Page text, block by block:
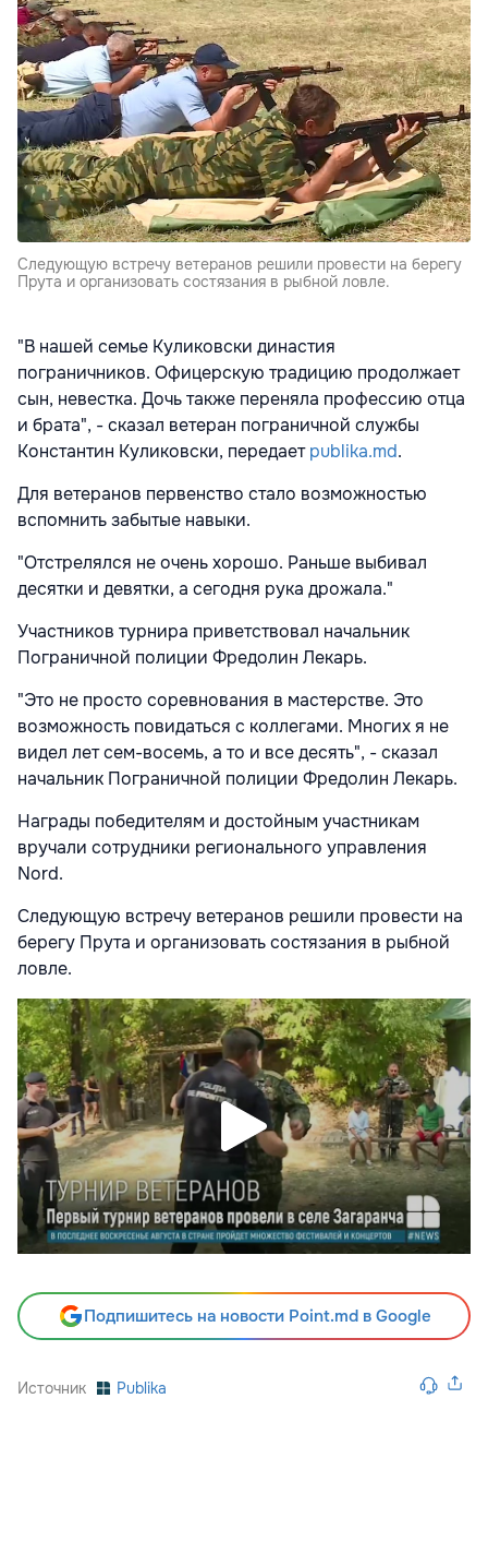
Следующую встречу ветеранов решили провести на берегу
Прута и организовать состязания в рыбной ловле.
"В нашей семье Куликовски династия
пограничников. Офицерскую традицию продолжает
сын, невестка. Дочь также переняла профессию отца
и брата", - сказал ветеран пограничной службы
Константин Куликовски, передаетpublika.md.
Для ветеранов первенство стало возможностью
вспомнить забытые навыки.
"Отстрелялся не очень хорошо. Раньше выбивал
десятки и девятки, а сегодня рука дрожала."
Участников турнира приветствовал начальник
Пограничной полиции Фредолин Лекарь.
"Это не просто соревнования в мастерстве. Это
возможность повидаться с коллегами. Многих я не
видел лет сем-восемь, а то и все десять", - сказал
начальник Пограничной полиции Фредолин Лекарь.
Награды победителям и достойным участникам
вручали сотрудники регионального управления
Nord.
Следующую встречу ветеранов решили провести на
берегу Прута и организовать состязания в рыбной
ловле.
Подпишитесь на новости Point.md в Google
Источник Publika